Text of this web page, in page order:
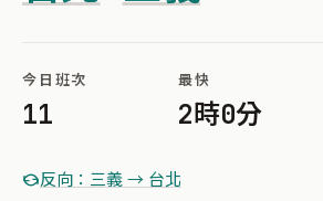
今日班次
11
最快
2時0分
反向：三義 → 台北